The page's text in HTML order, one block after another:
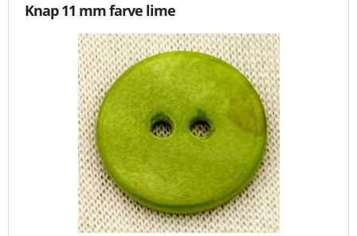
Knap 11 mm farve lime